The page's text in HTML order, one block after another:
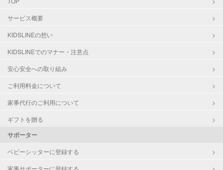
サービス概要
KIDSLINEの想い
KIDSLINEでのマナー・注意点
安心安全への取り組み
ご利用料金について
家事代行のご利用について
ギフトを贈る
サポーター
ベビーシッターに登録する
家事サポーターに登録する